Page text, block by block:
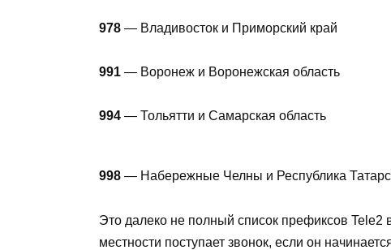
978 — Владивосток и Приморский край
991 — Воронеж и Воронежская область
994 — Тольятти и Самарская область
998 — Набережные Челны и Республика
Это далеко не полный список префиксов Tele2
местности поступает звонок, если он